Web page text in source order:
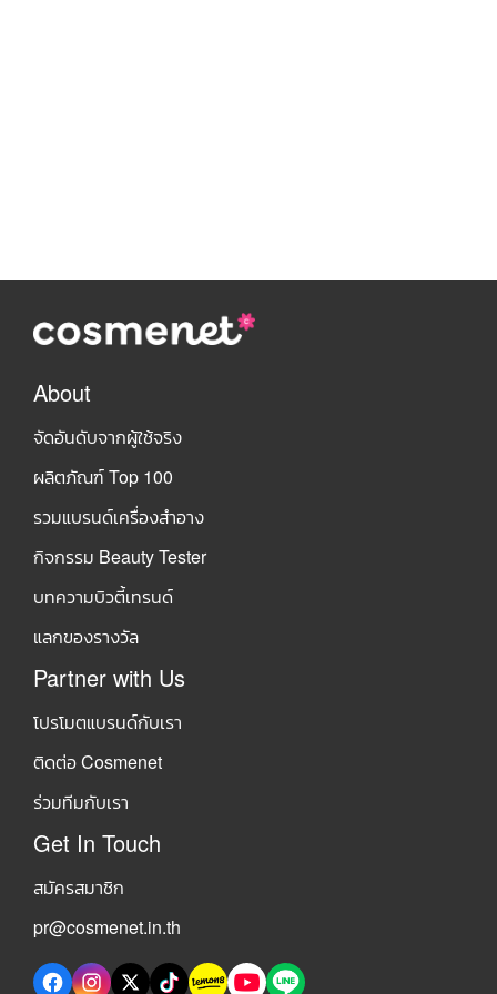
About
จัดอันดับจากผู้ใช้จริง
ผลิตภัณฑ์ Top 100
รวมแบรนด์เครื่องสำอาง
กิจกรรม Beauty Tester
บทความบิวตี้เทรนด์
แลกของรางวัล
Partner with Us
โปรโมตแบรนด์กับเรา
ติดต่อ Cosmenet
ร่วมทีมกับเรา
Get In Touch
สมัครสมาชิก
pr@cosmenet.in.th